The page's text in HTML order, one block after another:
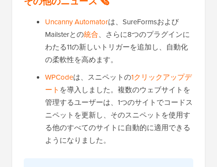
Uncanny Automatorは、SureFormsおよび
Mailsterとの統合、さらに8つのプラグインに
わたる11の新しいトリガーを追加し、自動化
の柔軟性を高めます。
WPCodeは、スニペットの1クリックアップデ
ート を導入しました。複数のウェブサイトを
管理するユーザーは、1つのサイトでコードス
ニペットを更新し、そのスニペットを使用す
る他のすべてのサイトに自動的に適用できる
ようになりました。